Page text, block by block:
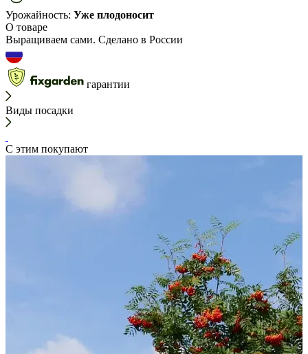
Урожайность: Уже плодоносит
О товаре
Выращиваем сами. Сделано в России
гарантии
Виды посадки
С этим покупают